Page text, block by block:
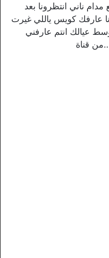
مدام ناني انتظرونا بعد
عارفك كويس ياللي غيرت
عيالك انتم عارفني
قناة